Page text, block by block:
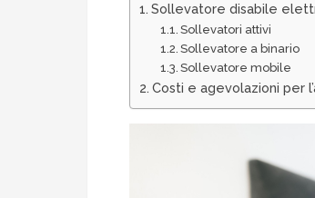
Sollevatore disabile
Sollevatori attivi
Sollevatore a binario
Sollevatore mobile
Costi e agevolazioni per